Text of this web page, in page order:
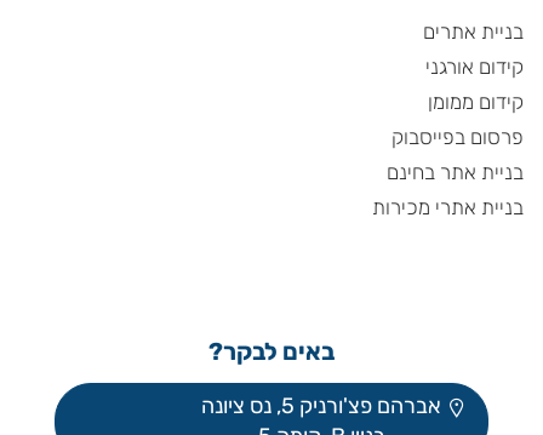
בניית אתרים
קידום אורגני
קידום ממומן
פרסום בפייסבוק
בניית אתר בחינם
בניית אתרי מכירות
באים לבקר?
אברהם פצ'ורניק 5, נס ציונה